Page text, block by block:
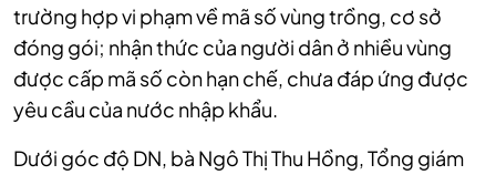
trường hợp vi phạm về mã số vùng trồng, cơ sở
đóng gói; nhận thức của người dân ở nhiều vùng
được cấp mã số còn hạn chế, chưa đáp ứng được
yêu cầu của nước nhập khẩu.
Dưới góc độ DN, bà Ngô Thị Thu Hồng, Tổng giám